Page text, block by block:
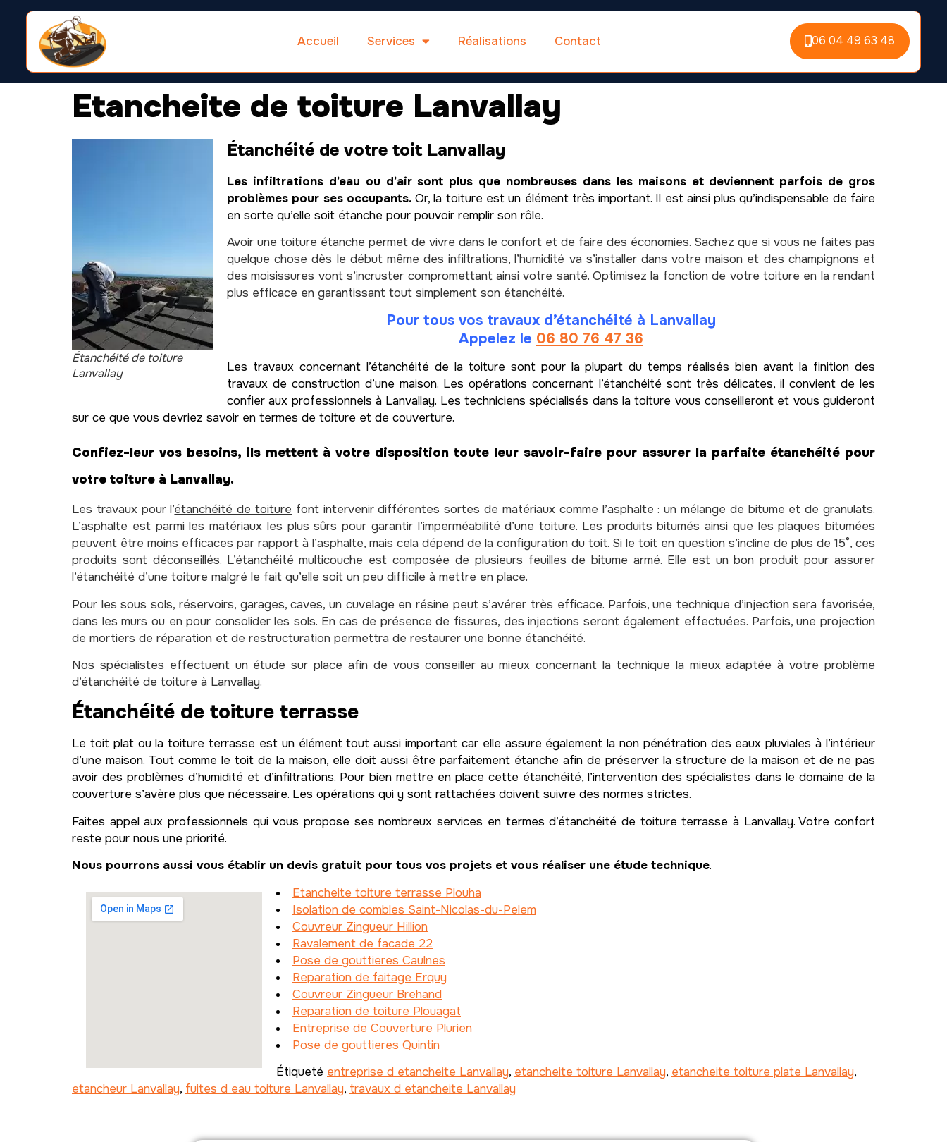
Accueil Services Réalisations Contact 06 04 49 63 48
Etancheite de toiture Lanvallay
Étanchéité de toiture
Lanvallay
Étanchéité de votre toit Lanvallay
Les infiltrations d’eau ou d’air sont plus que nombreuses dans les maisons et deviennent parfois de gros
problèmes pour ses occupants.Or, la toiture est un élément très important. Il est ainsi plus qu’indispensable de faire
en sorte qu’elle soit étanche pour pouvoir remplir son rôle.
Avoir une toiture étanche permet de vivre dans le confort et de faire des économies. Sachez que si vous ne faites pas
quelque chose dès le début même des infiltrations, l’humidité va s’installer dans votre maison et des champignons et
des moisissures vont s’incruster compromettant ainsi votre santé. Optimisez la fonction de votre toiture en la rendant
plus efficace en garantissant tout simplement son étanchéité.
Pour tous vos travaux d’étanchéité à Lanvallay
Appelez le 06 80 76 47 36
Les travaux concernant l’étanchéité de la toiture sont pour la plupart du temps réalisés bien avant la finition des
travaux de construction d’une maison. Les opérations concernant l’étanchéité sont très délicates, il convient de les
confier aux professionnels à Lanvallay. Les techniciens spécialisés dans la toiture vous conseilleront et vous guideront
sur ce que vous devriez savoir en termes de toiture et de couverture.
Confiez-leur vos besoins, ils mettent à votre disposition toute leur savoir-faire pour assurer la parfaite étanchéité pour
votre toiture à Lanvallay.
Les travaux pour l’étanchéité de toiture font intervenir différentes sortes de matériaux comme l’asphalte : un mélange de bitume et de granulats.
L’asphalte est parmi les matériaux les plus sûrs pour garantir l’imperméabilité d’une toiture. Les produits bitumés ainsi que les plaques bitumées
peuvent être moins efficaces par rapport à l’asphalte, mais cela dépend de la configuration du toit. Si le toit en question s’incline de plus de 15°, ces
produits sont déconseillés. L’étanchéité multicouche est composée de plusieurs feuilles de bitume armé. Elle est un bon produit pour assurer
l’étanchéité d’une toiture malgré le fait qu’elle soit un peu difficile à mettre en place.
Pour les sous sols, réservoirs, garages, caves, un cuvelage en résine peut s’avérer très efficace. Parfois, une technique d’injection sera favorisée,
dans les murs ou en pour consolider les sols. En cas de présence de fissures, des injections seront également effectuées. Parfois, une projection
de mortiers de réparation et de restructuration permettra de restaurer une bonne étanchéité.
Nos spécialistes effectuent un étude sur place afin de vous conseiller au mieux concernant la technique la mieux adaptée à votre problème
d’étanchéité de toiture à Lanvallay.
Étanchéité de toiture terrasse
Le toit plat ou la toiture terrasse est un élément tout aussi important car elle assure également la non pénétration des eaux pluviales à l’intérieur
d’une maison. Tout comme le toit de la maison, elle doit aussi être parfaitement étanche afin de préserver la structure de la maison et de ne pas
avoir des problèmes d’humidité et d’infiltrations. Pour bien mettre en place cette étanchéité, l’intervention des spécialistes dans le domaine de la
couverture s’avère plus que nécessaire. Les opérations qui y sont rattachées doivent suivre des normes strictes.
Faites appel aux professionnels qui vous propose ses nombreux services en termes d’étanchéité de toiture terrasse à Lanvallay. Votre confort
reste pour nous une priorité.
Nous pourrons aussi vous établir un devis gratuit pour tous vos projets et vous réaliser une étude technique.
Etancheite toiture terrasse Plouha
Isolation de combles Saint-Nicolas-du-Pelem
Couvreur Zingueur Hillion
Ravalement de facade 22
Pose de gouttieres Caulnes
Reparation de faitage Erquy
Couvreur Zingueur Brehand
Reparation de toiture Plouagat
Entreprise de Couverture Plurien
Pose de gouttieres Quintin
Étiqueté entreprise d etancheite Lanvallay, etancheite toiture Lanvallay, etancheite toiture plate Lanvallay,
etancheur Lanvallay, fuites d eau toiture Lanvallay, travaux d etancheite Lanvallay